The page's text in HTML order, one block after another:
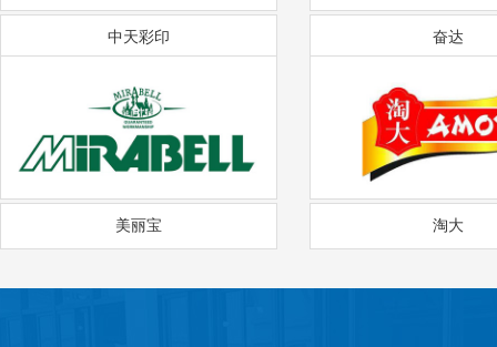
中天彩印 奋达
美丽宝 淘大